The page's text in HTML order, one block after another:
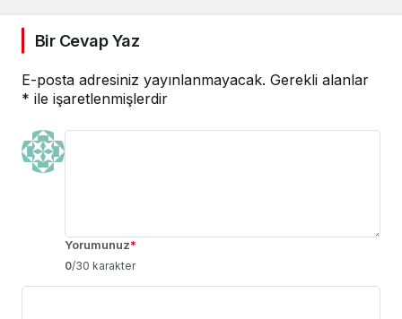
Bir Cevap Yaz
E-posta adresiniz yayınlanmayacak. Gerekli alanlar
* ile işaretlenmişlerdir
Yorumunuz*
0/30 karakter